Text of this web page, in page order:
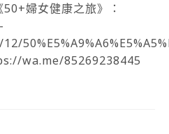
婦女健康之旅》：
wa.me/85269238445